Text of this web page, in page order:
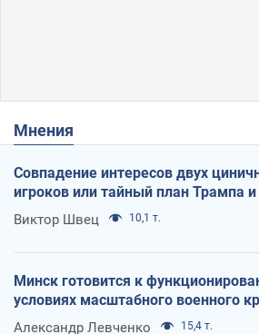
Мнения
Совпадение интересов двух
игроков или тайный план Трампа и
Виктор Швец 10,1 т.
Минск готовится к
условиях масштабного военного
Александр Левченко 15,4 т.